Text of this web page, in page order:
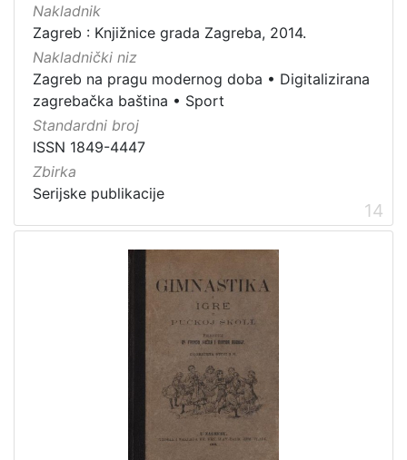
Nakladnik
Zagreb : Knjižnice grada Zagreba, 2014.
Nakladnički niz
Zagreb na pragu modernog doba • Digitalizirana
zagrebačka baština • Sport
Standardni broj
ISSN 1849-4447
Zbirka
Serijske publikacije
14